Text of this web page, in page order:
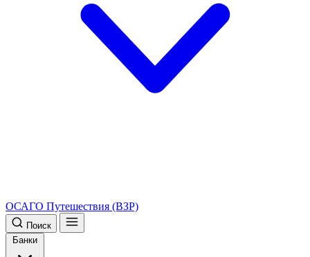
ОСАГО Путешествия (ВЗР)
Поиск
Банки